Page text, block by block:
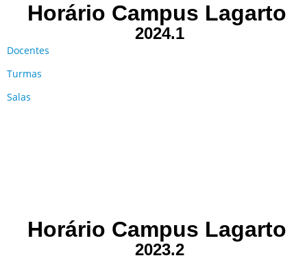
Horário Campus Lagarto
2024.1
Docentes
Turmas
Salas
Horário Campus Lagarto
2023.2